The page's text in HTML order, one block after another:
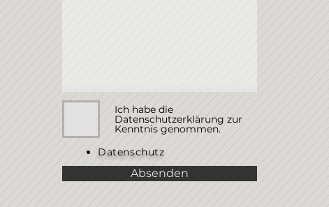
Ich habe die
Datenschutzerklärung zur
Kenntnis genommen.
Datenschutz
Absenden